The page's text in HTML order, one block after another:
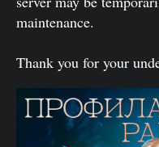
maintenance.
Thank you for your